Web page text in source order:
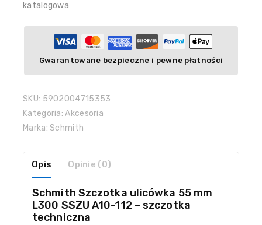
katalogowa
Gwarantowane bezpieczne i pewne płatności
SKU: 5902004715353
Kategoria:Akcesoria
Marka:Schmith
Opis Opinie (0)
Schmith Szczotka ulicówka 55 mm
L300 SSZU A10-112 – szczotka
techniczna